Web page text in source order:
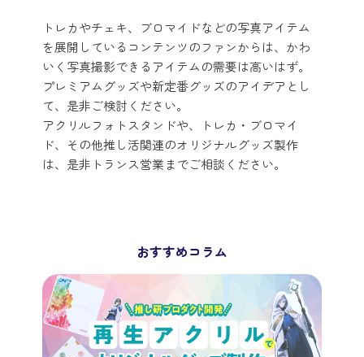
トレカやチェキ、ブロマイドなどの写真アイテム
を展開しているコンテンツのファンからは、かわ
いく写真撮影できるアイテムの需要は高いはず。
プレミアムグッズや新定番グッズのアイデアとし
て、是非ご検討ください。
アクリルフォトスタンドや、トレカ・ブロマイ
ド、その他推し活関連のオリジナルグッズ製作
は、是非トランス営業までご相談ください。
おすすめコラム